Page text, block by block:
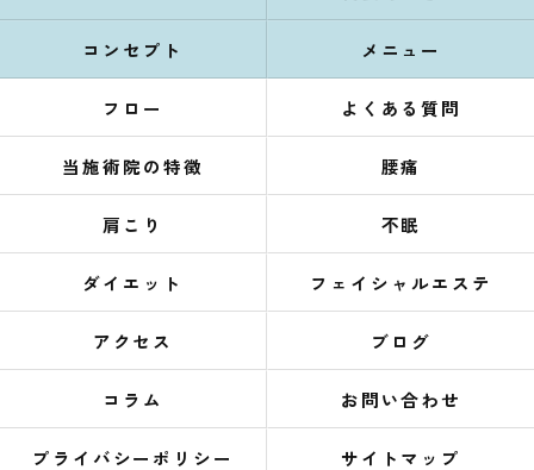
コンセプト メニュー
フロー よくある質問
当施術院の特徴 腰痛
肩こり 不眠
ダイエット フェイシャルエステ
アクセス ブログ
コラム お問い合わせ
プライバシーポリシー サイトマップ